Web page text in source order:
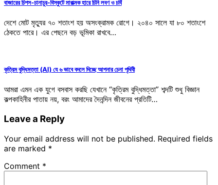
বাজারের চিপস-চানাচুর-বিস্কুটে মারাত্মক হারে চিনি লবণ ও চর্বি
দেশে মোট মৃত্যুর ৭০ শতাংশ হয় অসংক্রামক রোগে। ২০৪০ সালে যা ৮০ শতাংশে
ঠেকতে পারে। এর পেছনে বড় ভূমিকা রাখবে…
কৃত্রিম বুদ্ধিমত্তা (AI) যে ৬ ভাবে বদলে দিচ্ছে আপনার চেনা পৃথিবী
আমরা এমন এক যুগে বসবাস করছি যেখানে “কৃত্রিম বুদ্ধিমত্তা” শব্দটি শুধু বিজ্ঞান
কল্পকাহিনীর পাতায় নয়, বরং আমাদের দৈনন্দিন জীবনের প্রতিটি…
Leave a Reply
Your email address will not be published. Required fields
are marked *
Comment *